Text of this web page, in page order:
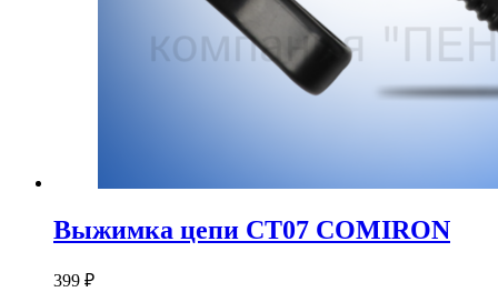
Выжимка цепи СТ07 COMIRON
399 ₽